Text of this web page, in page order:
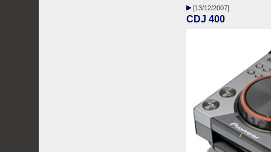
[13/12/2007]
CDJ 400